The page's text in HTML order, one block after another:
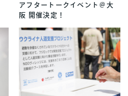
アフタートークイベント＠大
阪 開催決定！